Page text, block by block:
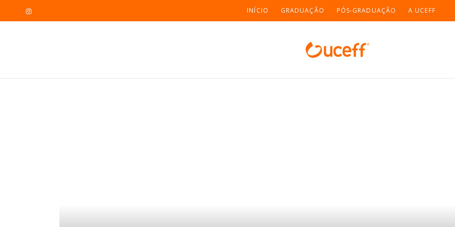
INÍCIO GRADUAÇÃO PÓS-GRADUAÇÃO A UCEFF